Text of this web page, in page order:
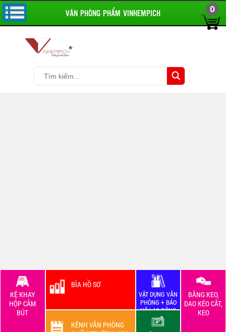
VĂN PHÒNG PHẨM VINHEMPICH
KỆ KHAY
HỘP CẮM
BÚT
BÌA HỒ SƠ
VẬT DỤNG VĂN
PHÒNG + BẢO
HỘ LAO ĐỘNG
BĂNG KEO,
DAO KÉO CẮT,
KEO
KÊNH VĂN PHÒNG
0